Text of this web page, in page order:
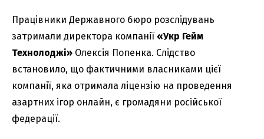
Працівники Державного бюро розслідувань
затримали директора компанії «Укр Гейм
Технолоджі» Олексія Попенка. Слідство
встановило, що фактичними власниками цієї
компанії, яка отримала ліцензію на проведення
азартних ігор онлайн, є громадяни російської
федерації.